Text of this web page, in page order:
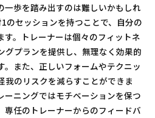
一歩を踏み出すのは難しいかもしれ
のセッションを持つことで、自分の
す。トレーナーは個々のフィットネ
グプランを提供し、無理なく効果的
。また、正しいフォームやテクニッ
我のリスクを減らすことができま
ーニングではモチベーションを保つ
専任のトレーナーからのフィードバ